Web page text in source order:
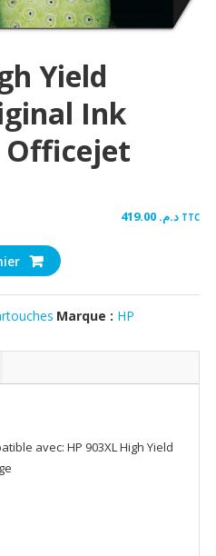
Yield
Ink
Officejet
د.م. TTC
Marque : HP
avec: HP 903XL High Yield